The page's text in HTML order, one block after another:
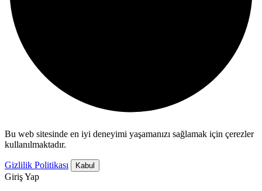
Bu web sitesinde en iyi deneyimi yaşamanızı sağlamak için çerezler
kullanılmaktadır.
Gizlilik Politikası Kabul
Giriş Yap